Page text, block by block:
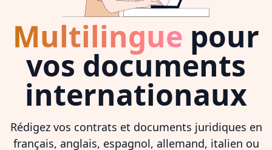
Multilingue pour
vos documents
internationaux
Rédigez vos contrats et documents juridiques en
français, anglais, espagnol, allemand, italien ou